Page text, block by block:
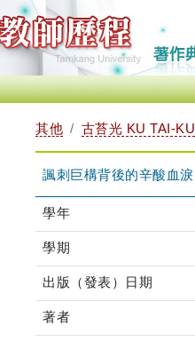
其他 古苔光 KU TAI-
諷刺巨構背後的辛酸血
學年
學期
出版（發表）日期
著者